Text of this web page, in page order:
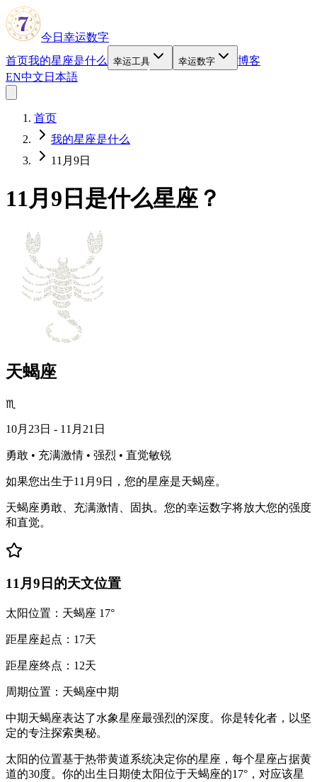
今日幸运数字
首页我的星座是什么 幸运工具 幸运数字
博客
EN中文 日本語
首页
我的星座是什么
11月9日
11月9日是什么星座？
天蝎座
♏
10月23日 - 11月21日
勇敢 • 充满激情 • 强烈 • 直觉敏锐
如果您出生于11月9日，您的星座是天蝎座。
天蝎座勇敢、充满激情、固执。您的幸运数字将放大您的强度
和直觉。
11月9日的天文位置
太阳位置：天蝎座 17°
距星座起点：17天
距星座终点：12天
周期位置：天蝎座中期
中期天蝎座表达了水象星座最强烈的深度。你是转化者，以坚
定的专注探索奥秘。
太阳的位置基于热带黄道系统决定你的星座，每个星座占据黄
道的30度。你的出生日期使太阳位于天蝎座的17°，对应该星